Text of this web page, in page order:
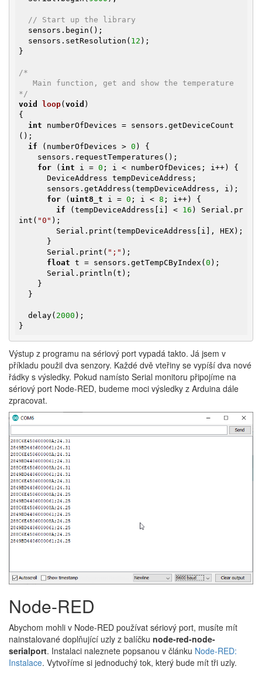
// Start up the library
  sensors.setResolution(
12 );
}
/*
*/
void
loop(void )
{
int numberOfDevices = sensors.getDeviceCount
();
if (numberOfDevices > 0 ) {
for ( int i = 0 ; i < numberOfDevices; i++) {
for ( uint8_t i = 0 ; i < 8 ; i++) {
if (tempDeviceAddress[i] < 16 ) Serial.pr
int( "0" );
      Serial.print(
";" );
float t = sensors.getTempCByIndex(0 );
  delay(
2000 );
}
Výstup z programu na sériový port vypadá takto. Já jsem v
příkladu použil dva senzory. Každé dvě vteřiny se vypíší dva nové
řádky s výsledky. Pokud namísto Serial monitoru připojíme na
sériový port Node-RED, budeme moci výsledky z Arduina dále
zpracovat.
Node-RED
Abychom mohli v Node-RED používat sériový port, musíte mít
nainstalované doplňující uzly z balíčku node-red-node-
serialport. Instalaci naleznete popsanou v článku Node-RED:
Instalace. Vytvoříme si jednoduchý tok, který bude mít tři uzly.